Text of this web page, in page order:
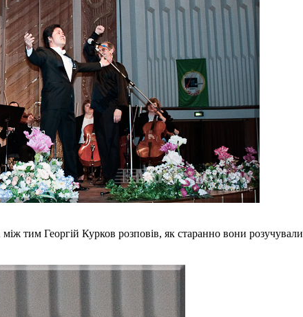
тим Георгій Курков розповів, як старанно вони розучували